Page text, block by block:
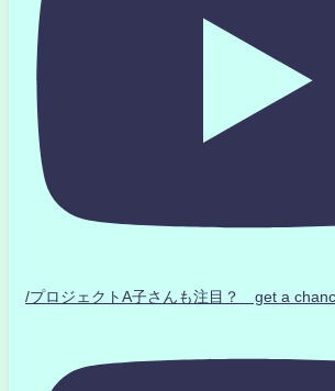
/プロジェクトA子さんも注目？ get a